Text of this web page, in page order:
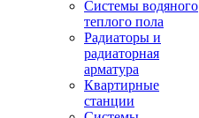
Системы водяного
теплого пола
Радиаторы и
радиаторная
арматура
Квартирные
станции